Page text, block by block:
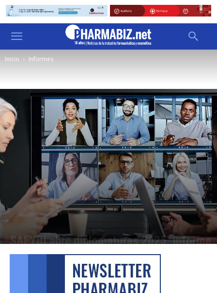
Inicio Informes
SAFYBI abre diplomaturas 2025, informe
Por Cristina Kroll - 18/03/2025 13:15